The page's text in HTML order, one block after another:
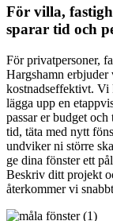
För villa,
sparar tid och
För privatpersoner,
Hargshamn erbjuder
kostnadseffektivt. Vi
lägga upp en
passar er budget
tid, täta med nytt
undviker ni större
ge dina fönster ett
Beskriv ditt projekt
återkommer vi